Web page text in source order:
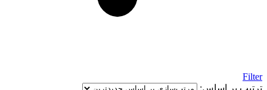
Filter
ترتیب بر اساس: